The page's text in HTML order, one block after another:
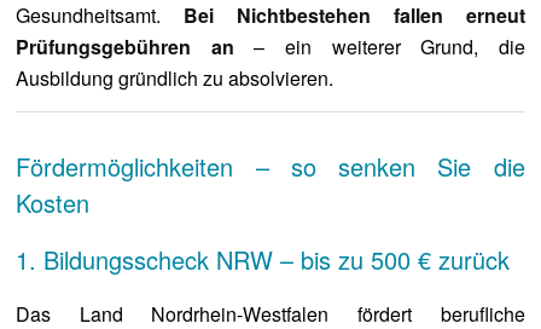
Gesundheitsamt. Bei Nichtbestehen fallen erneut
Prüfungsgebühren an – ein weiterer Grund, die
Ausbildung gründlich zu absolvieren.
Fördermöglichkeiten – so senken Sie die
Kosten
1. Bildungsscheck NRW – bis zu 500 € zurück
Das Land Nordrhein-Westfalen fördert berufliche